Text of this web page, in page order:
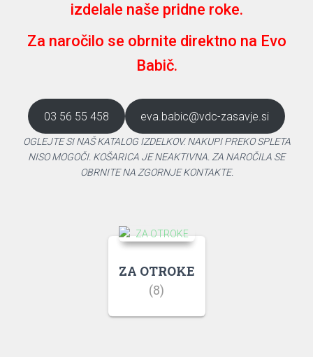
izdelale naše pridne roke.
Za naročilo se obrnite direktno na Evo
Babič.
03 56 55 458 eva.babic@vdc-zasavje.si
OGLEJTE SI NAŠ KATALOG IZDELKOV. NAKUPI PREKO SPLETA
NISO MOGOČI. KOŠARICA JE NEAKTIVNA. ZA NAROČILA SE
OBRNITE NA ZGORNJE KONTAKTE.
ZA OTROKE
(8)